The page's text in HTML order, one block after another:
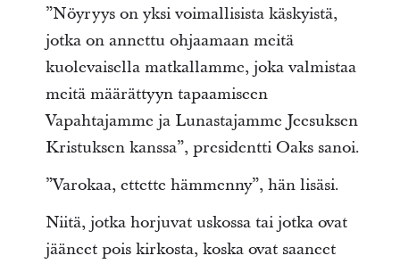
”Nöyryys on yksi voimallisista käskyistä,
jotka on annettu ohjaamaan meitä
kuolevaisella matkallamme, joka valmistaa
meitä määrättyyn tapaamiseen
Vapahtajamme ja Lunastajamme Jeesuksen
Kristuksen kanssa”, presidentti Oaks sanoi.
”Varokaa, ettette hämmenny”, hän lisäsi.
Niitä, jotka horjuvat uskossa tai jotka ovat
jääneet pois kirkosta, koska ovat saaneet